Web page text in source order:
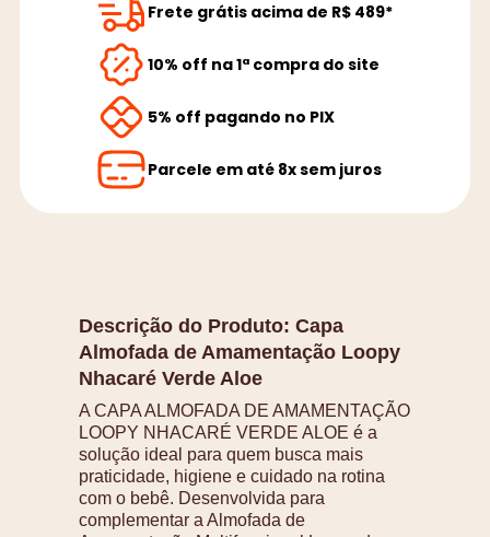
Frete grátis acima de R$ 489*
10% off na 1ª compra do site
5% off pagando no PIX
Parcele em até 8x sem juros
Descrição do Produto: Capa
Almofada de Amamentação Loopy
Nhacaré Verde Aloe
A CAPA ALMOFADA DE AMAMENTAÇÃO
LOOPY NHACARÉ VERDE ALOE é a
solução ideal para quem busca mais
praticidade, higiene e cuidado na rotina
com o bebê. Desenvolvida para
complementar a Almofada de